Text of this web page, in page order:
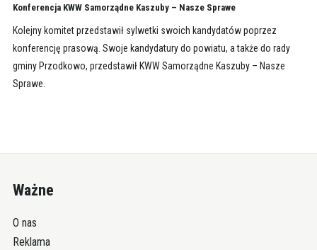
Konferencja KWW Samorządne Kaszuby – Nasze Sprawe
Kolejny komitet przedstawił sylwetki swoich kandydatów poprzez
konferencję prasową. Swoje kandydatury do powiatu, a także do rady
gminy Przodkowo, przedstawił KWW Samorządne Kaszuby – Nasze
Sprawe.
Ważne
O nas
Reklama